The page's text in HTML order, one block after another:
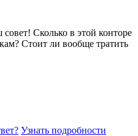
Сколько в этой конторе
Стоит ли вообще тратить
Узнать подробности